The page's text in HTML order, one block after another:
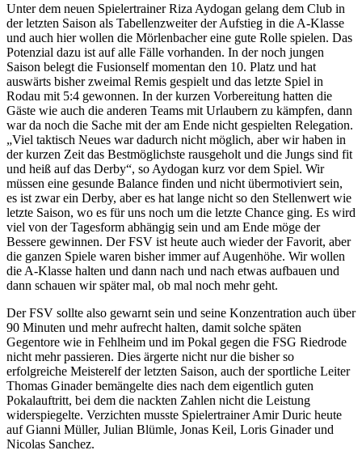
Unter dem neuen Spielertrainer Riza Aydogan gelang dem Club in
der letzten Saison als Tabellenzweiter der Aufstieg in die A-Klasse
und auch hier wollen die Mörlenbacher eine gute Rolle spielen. Das
Potenzial dazu ist auf alle Fälle vorhanden. In der noch jungen
Saison belegt die Fusionself momentan den 10. Platz und hat
auswärts bisher zweimal Remis gespielt und das letzte Spiel in
Rodau mit 5:4 gewonnen. In der kurzen Vorbereitung hatten die
Gäste wie auch die anderen Teams mit Urlaubern zu kämpfen, dann
war da noch die Sache mit der am Ende nicht gespielten Relegation.
„Viel taktisch Neues war dadurch nicht möglich, aber wir haben in
der kurzen Zeit das Bestmöglichste rausgeholt und die Jungs sind fit
und heiß auf das Derby“, so Aydogan kurz vor dem Spiel. Wir
müssen eine gesunde Balance finden und nicht übermotiviert sein,
es ist zwar ein Derby, aber es hat lange nicht so den Stellenwert wie
letzte Saison, wo es für uns noch um die letzte Chance ging. Es wird
viel von der Tagesform abhängig sein und am Ende möge der
Bessere gewinnen. Der FSV ist heute auch wieder der Favorit, aber
die ganzen Spiele waren bisher immer auf Augenhöhe. Wir wollen
die A-Klasse halten und dann nach und nach etwas aufbauen und
dann schauen wir später mal, ob mal noch mehr geht.
Der FSV sollte also gewarnt sein und seine Konzentration auch über
90 Minuten und mehr aufrecht halten, damit solche späten
Gegentore wie in Fehlheim und im Pokal gegen die FSG Riedrode
nicht mehr passieren. Dies ärgerte nicht nur die bisher so
erfolgreiche Meisterelf der letzten Saison, auch der sportliche Leiter
Thomas Ginader bemängelte dies nach dem eigentlich guten
Pokalauftritt, bei dem die nackten Zahlen nicht die Leistung
widerspiegelte. Verzichten musste Spielertrainer Amir Duric heute
auf Gianni Müller, Julian Blümle, Jonas Keil, Loris Ginader und
Nicolas Sanchez.